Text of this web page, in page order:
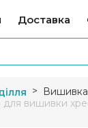
Доставка
Вишивка
для вишивки